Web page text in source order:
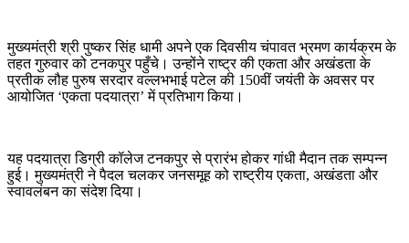
मुख्यमंत्री श्री पुष्कर सिंह धामी अपने एक दिवसीय चंपावत भ्रमण कार्यक्रम के
तहत गुरुवार को टनकपुर पहुँचे। उन्होंने राष्ट्र की एकता और अखंडता के
प्रतीक लौह पुरुष सरदार वल्लभभाई पटेल की 150वीं जयंती के अवसर पर
आयोजित ‘एकता पदयात्रा’ में प्रतिभाग किया।
यह पदयात्रा डिग्री कॉलेज टनकपुर से प्रारंभ होकर गांधी मैदान तक सम्पन्न
हुई। मुख्यमंत्री ने पैदल चलकर जनसमूह को राष्ट्रीय एकता, अखंडता और
स्वावलंबन का संदेश दिया।